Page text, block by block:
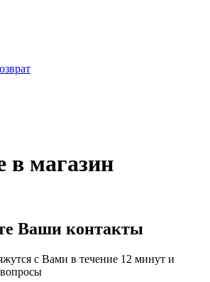
в магазин
Ваши контакты
с Вами в течение 12 минут и